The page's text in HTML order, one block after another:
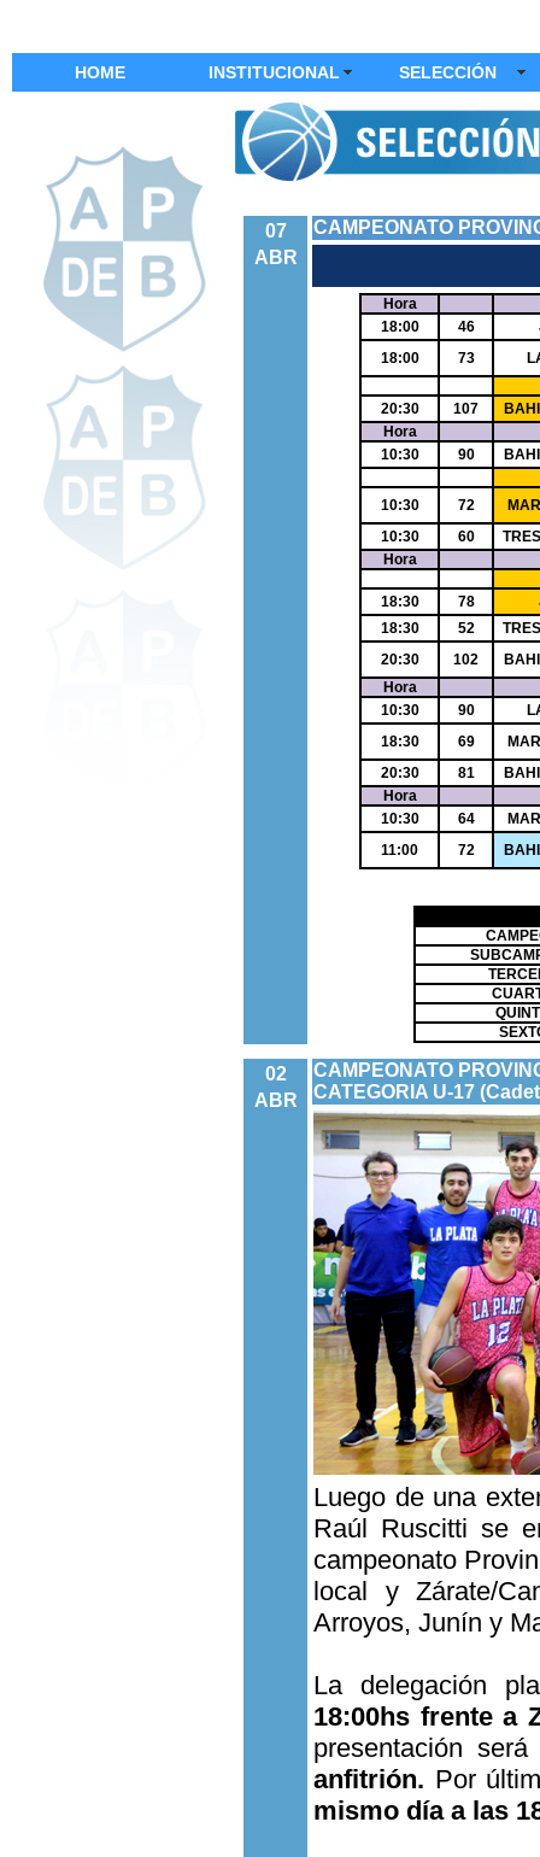
HOME INSTITUCIONAL SELECCIÓN
07
ABR
CAMPEONATO
Hora
18:00
46
18:00
73
20:30 107
Hora
10:30
90
10:30 72
10:30
60
Hora
18:30 78
18:30
52
20:30
102
Hora
10:30
90
18:30
69
20:30
81
Hora
10:30
64
11:00
72
02
ABR
CAMPEONATO
CATEGORIA U-17
Luego de una
Raúl Ruscitti se
campeonato
local y Zárate/
Arroyos, Junín y
La delegación
18:00hs frente a
presentación
anfitrión. Por
mismo día a las